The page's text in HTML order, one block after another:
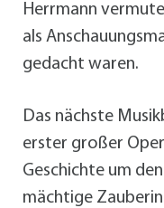
Herrmann
als
gedacht waren.
Das nächste
erster großer
Geschichte um
mächtige